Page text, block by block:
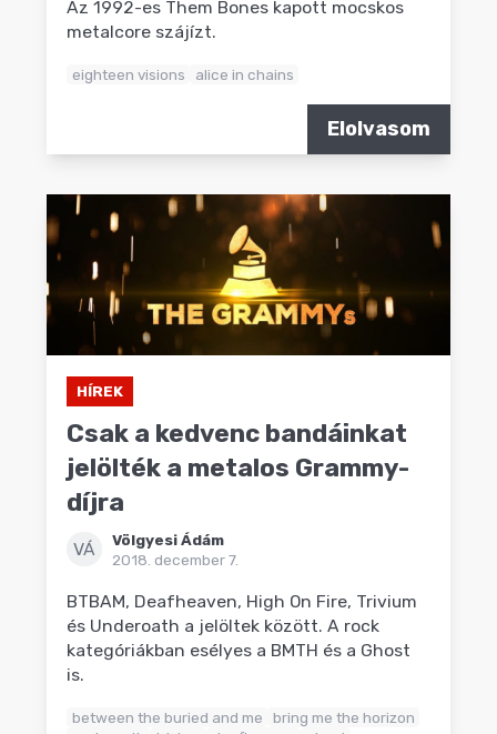
Az 1992-es Them Bones kapott mocskos
metalcore szájízt.
eighteen visions alice in chains
Elolvasom
HÍREK
Csak a kedvenc bandáinkat
jelölték a metalos Grammy-
díjra
VÁ
Völgyesi Ádám
2018. december 7.
BTBAM, Deafheaven, High On Fire, Trivium
és Underoath a jelöltek között. A rock
kategóriákban esélyes a BMTH és a Ghost
is.
between the buried and me
bring me the horizon